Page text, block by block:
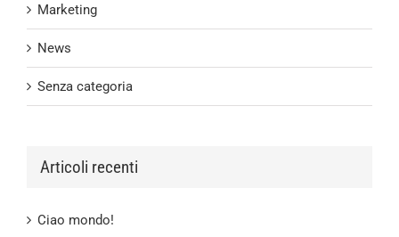
Marketing
News
Senza categoria
Articoli recenti
Ciao mondo!